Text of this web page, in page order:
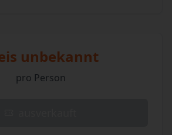
unbekannt
pro Person